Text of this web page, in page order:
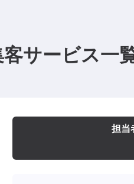
サービス一
担当